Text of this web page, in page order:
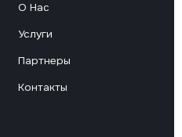
О Нас
Услуги
Партнеры
Контакты